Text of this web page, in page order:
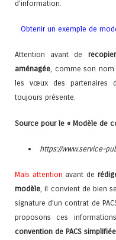
d’information.
Obtenir un exemple de
Attention avant de
aménagée, comme son nom
les vœux des partenaires
toujours présente.
Source pour le « Modèle de
https://www.service-
Mais attention avant de
modèle , il convient de bien
signature d’un contrat de
proposons ces
convention de PACS simplifiée